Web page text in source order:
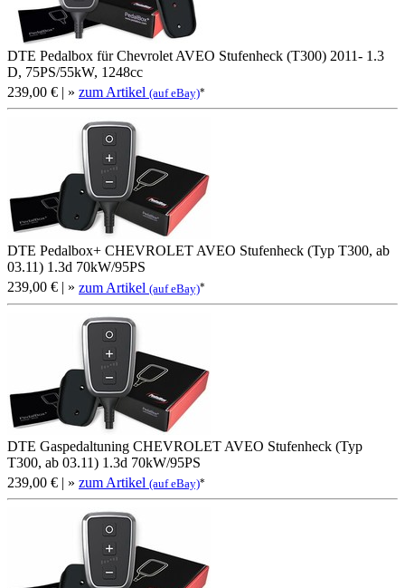
DTE Pedalbox für Chevrolet AVEO Stufenheck (T300) 2011- 1.3
D, 75PS/55kW, 1248cc
239,00 € | » zum Artikel (auf eBay)*
DTE Pedalbox+ CHEVROLET AVEO Stufenheck (Typ T300, ab
03.11) 1.3d 70kW/95PS
239,00 € | » zum Artikel (auf eBay)*
DTE Gaspedaltuning CHEVROLET AVEO Stufenheck (Typ
T300, ab 03.11) 1.3d 70kW/95PS
239,00 € | » zum Artikel (auf eBay)*